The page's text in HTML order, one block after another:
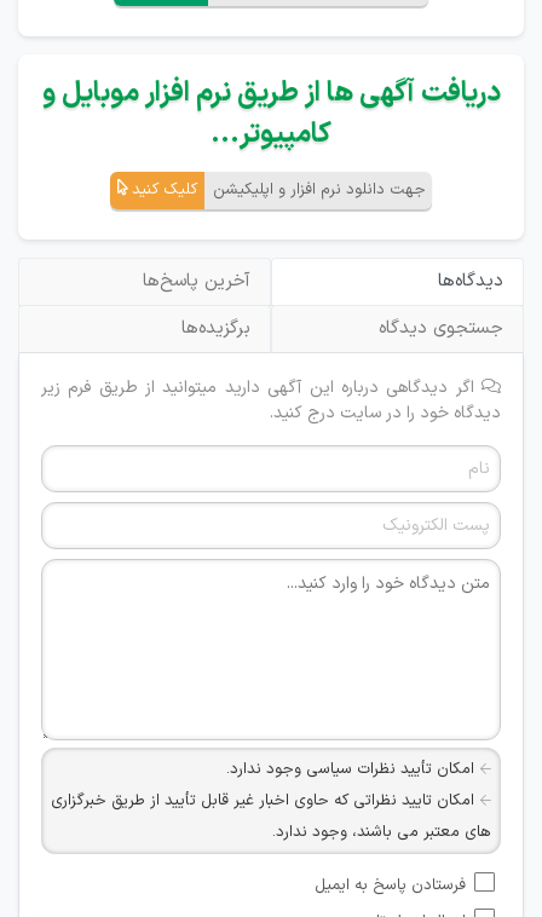
دریافت آگهی ها از طریق نرم افزار موبایل و
کامپیوتر...
جهت دانلود نرم افزار و اپلیکیشن کلیک کنید
دیدگاه‌ها
آخرین پاسخ‌ها
جستجوی دیدگاه
برگزیده‌ها
اگر دیدگاهی درباره این آگهی دارید میتوانید از طریق فرم زیر
دیدگاه خود را در سایت درج کنید.
امکان تأیید نظرات سیاسی وجود ندارد.
امکان تایید نظراتی که حاوی اخبار غیر قابل تأیید از طریق خبرگزاری
های معتبر می باشند، وجود ندارد.
شبکه های مجازی ارتباطی می باشند وجود ندارد.
فرستادن پاسخ به ایمیل